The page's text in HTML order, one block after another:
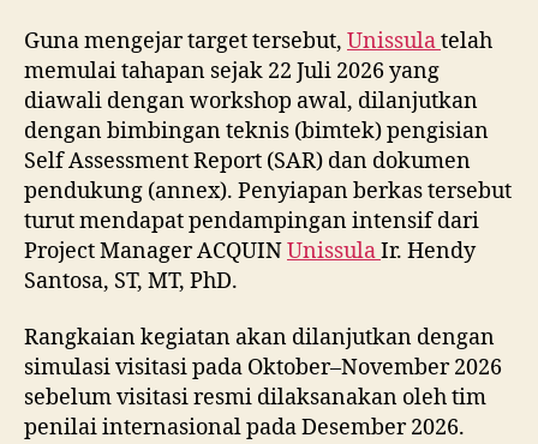
Guna mengejar target tersebut, Unissulatelah
memulai tahapan sejak 22 Juli 2026 yang
diawali dengan workshop awal, dilanjutkan
dengan bimbingan teknis (bimtek) pengisian
Self Assessment Report (SAR) dan dokumen
pendukung (annex). Penyiapan berkas tersebut
turut mendapat pendampingan intensif dari
Project Manager ACQUINUnissulaIr. Hendy
Santosa, ST, MT, PhD.
Rangkaian kegiatan akan dilanjutkan dengan
simulasi visitasi pada Oktober–November 2026
sebelum visitasi resmi dilaksanakan oleh tim
penilai internasional pada Desember 2026.